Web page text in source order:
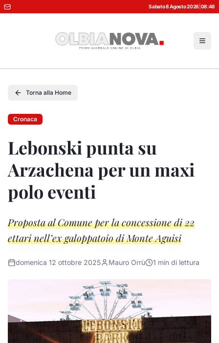
Sabato 8 Agosto 2026 08:48
Torna alla Home
Cronaca
Lebonski punta su
Arzachena per un maxi
polo eventi
Proposta al Comune per la concessione di 22
ettari nell’ex galoppatoio di Monte Aguisi
domenica 12 ottobre 2025 Mauro Orrù 1 min di lettura